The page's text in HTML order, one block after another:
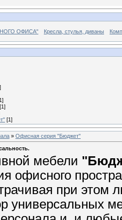
ОФИСА" Кресла, стулья, диваны
[1]
[1]
» Офисная серия "Бюджет"
мебели
офисного
при этом